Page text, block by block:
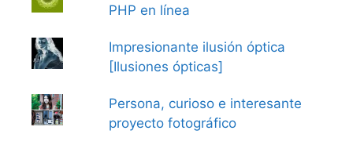
PHP en línea
Impresionante ilusión óptica
[Ilusiones ópticas]
Persona, curioso e interesante
proyecto fotográfico